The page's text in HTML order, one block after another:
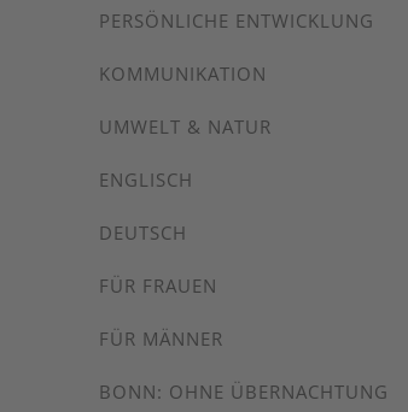
PERSÖNLICHE ENTWICKLUNG
KOMMUNIKATION
UMWELT & NATUR
ENGLISCH
DEUTSCH
FÜR FRAUEN
FÜR MÄNNER
BONN: OHNE ÜBERNACHTUNG